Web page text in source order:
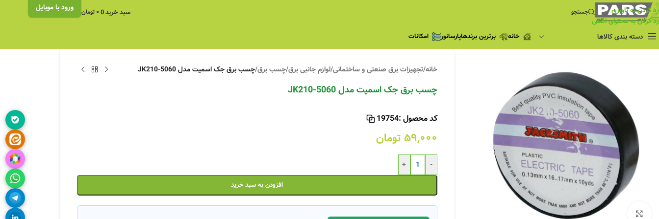
رد کردن به ناوبری
رد کردن به محتوای اصلی
جستجو سبد خرید0۰ تومان ورود با موبایل
دسته بندی کالاها
چراغ اضطراری و
فروش ویژه
ریسه شلنگی و لاین نوری
پروژکتور و نورافکن
چراغ خطی
چراغ توکار
چراغ آویز
خانه برترین برندهاپارسانور امکانات
بزرگنمایی تصویر
خانه/تجهیزات برق صنعتی و ساختمانی/لوازم جانبی برق/چسب برق/چسب برق جک اسمیت مدل JK210-5060
چسب برق جک اسمیت مدل JK210-5060
کد محصول :19754
۵۹,۰۰۰ تومان
-
+
افزودن به سبد خرید